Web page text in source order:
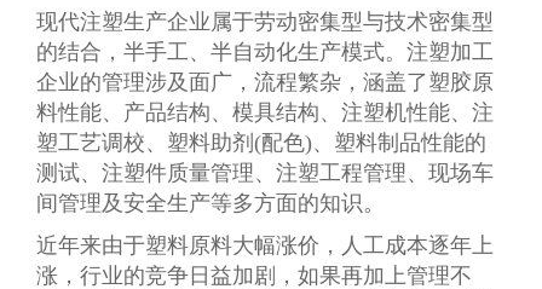
现代注塑生产企业属于劳动密集型与技术密集型
的结合，半手工、半自动化生产模式。注塑加工
企业的管理涉及面广，流程繁杂，涵盖了塑胶原
料性能、产品结构、模具结构、注塑机性能、注
塑工艺调校、塑料助剂(配色)、塑料制品性能的
测试、注塑件质量管理、注塑工程管理、现场车
间管理及安全生产等多方面的知识。
近年来由于塑料原料大幅涨价，人工成本逐年上
涨，行业的竞争日益加剧，如果再加上管理不